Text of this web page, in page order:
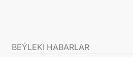
BEÝLEKI HABARLAR